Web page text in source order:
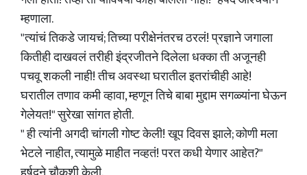
म्हणाला.
"त्यांचं तिकडे जायचं; तिच्या परीक्षेनंतरच ठरलं! प्रज्ञाने जगाला
कितीही दाखवलं तरीही इंद्रजीतने दिलेला धक्का ती अजूनही
पचवू शकली नाही! तीच अवस्था घरातील इतरांचीही आहे!
घरातील तणाव कमी व्हावा, म्हणून तिचे बाबा मुद्दाम सगळ्यांना घेऊन
गेलेयत!" सुरेखा सांगत होती.
" ही त्यांनी अगदी चांगली गोष्ट केली! खूप दिवस झाले; कोणी मला
भेटले नाहीत, त्यामुळे माहीत नव्हतं! परत कधी येणार आहेत?"